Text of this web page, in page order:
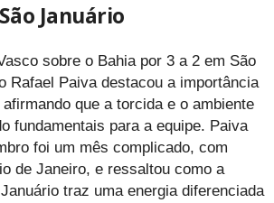
Januário
sobre o Bahia por 3 a 2 em São
Rafael Paiva destacou a importância
que a torcida e o ambiente
fundamentais para a equipe. Paiva
foi um mês complicado, com
de Janeiro, e ressaltou como a
traz uma energia diferenciada